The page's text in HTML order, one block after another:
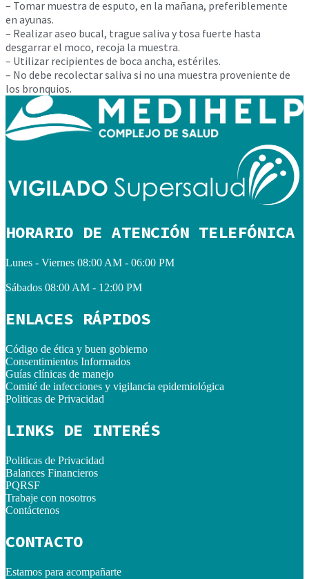
– Tomar muestra de esputo, en la mañana, preferiblemente
en ayunas.
– Realizar aseo bucal, trague saliva y tosa fuerte hasta
desgarrar el moco, recoja la muestra.
– Utilizar recipientes de boca ancha, estériles.
– No debe recolectar saliva si no una muestra proveniente de
los bronquios.
HORARIO DE ATENCIÓN TELEFÓNICA
Lunes - Viernes 08:00 AM - 06:00 PM
Sábados 08:00 AM - 12:00 PM
ENLACES RÁPIDOS
Código de ética y buen gobierno
Consentimientos Informados
Guías clínicas de manejo
Comité de infecciones y vigilancia epidemiológica
Politicas de Privacidad
LINKS DE INTERÉS
Politicas de Privacidad
Balances Financieros
PQRSF
Trabaje con nosotros
Contáctenos
CONTACTO
Estamos para acompañarte